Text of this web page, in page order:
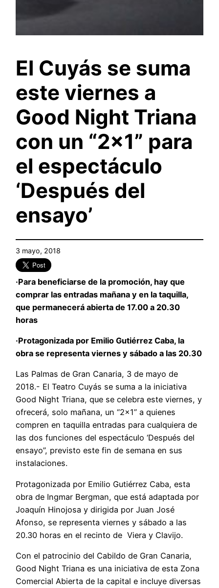
El Cuyás se suma
este viernes a
Good Night Triana
con un “2×1” para
el espectáculo
‘Después del
ensayo’
3 mayo, 2018
·Para beneficiarse de la promoción, hay que
comprar las entradas mañana y en la taquilla,
que permanecerá abierta de 17.00 a 20.30
horas
·Protagonizada por Emilio Gutiérrez Caba, la
obra se representa viernes y sábado a las 20.30
Las Palmas de Gran Canaria, 3 de mayo de
2018.- El Teatro Cuyás se suma a la iniciativa
Good Night Triana, que se celebra este viernes, y
ofrecerá, solo mañana, un “2×1” a quienes
compren en taquilla entradas para cualquiera de
las dos funciones del espectáculo ‘Después del
ensayo”, previsto este fin de semana en sus
instalaciones.
Protagonizada por Emilio Gutiérrez Caba, esta
obra de Ingmar Bergman, que está adaptada por
Joaquín Hinojosa y dirigida por Juan José
Afonso, se representa viernes y sábado a las
20.30 horas en el recinto de Viera y Clavijo.
Con el patrocinio del Cabildo de Gran Canaria,
Good Night Triana es una iniciativa de esta Zona
Comercial Abierta de la capital e incluye diversas